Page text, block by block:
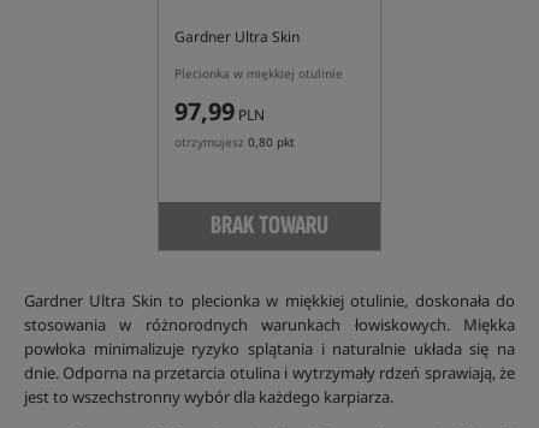
Gardner Ultra Skin
Plecionka w miękkiej otulinie
97,99 PLN
otrzymujesz 0,80 pkt
BRAK TOWARU
Gardner Ultra Skin to plecionka w miękkiej otulinie, doskonała do
stosowania w różnorodnych warunkach łowiskowych. Miękka
powłoka minimalizuje ryzyko splątania i naturalnie układa się na
dnie. Odporna na przetarcia otulina i wytrzymały rdzeń sprawiają, że
jest to wszechstronny wybór dla każdego karpiarza.